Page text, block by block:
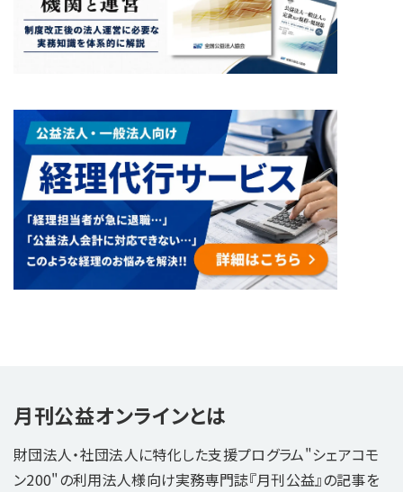
月刊公益オンラインとは
財団法人・社団法人に特化した支援プログラム"シェアコモ
ン200"の利用法人様向け実務専門誌『月刊公益』の記事を